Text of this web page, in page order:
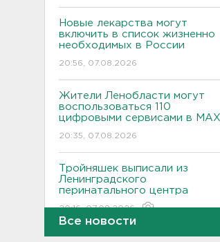
Новые лекарства могут
включить в список жизненно
необходимых в России
20:56, 07.08.2026
Жители Ленобласти могут
воспользоваться 110
цифровыми сервисами в МАХ
20:35, 07.08.2026
Тройняшек выписали из
Ленинградского
перинатального центра
20:16, 07.08.2026
Все новости